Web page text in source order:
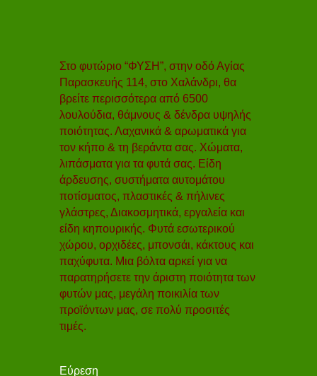
Στο φυτώριο “ΦΥΣΗ”, στην οδό Αγίας
Παρασκευής 114, στο Χαλάνδρι, θα
βρείτε περισσότερα από 6500
λουλούδια, θάμνους & δένδρα υψηλής
ποιότητας. Λαχανικά & αρωματικά για
τον κήπο & τη βεράντα σας. Χώματα,
λιπάσματα για τα φυτά σας. Είδη
άρδευσης, συστήματα αυτομάτου
ποτίσματος, πλαστικές & πήλινες
γλάστρες, Διακοσμητικά, εργαλεία και
είδη κηπουρικής. Φυτά εσωτερικού
χώρου, ορχιδέες, μπονσάι, κάκτους και
παχύφυτα. Μια βόλτα αρκεί για να
παρατηρήσετε την άριστη ποιότητα των
φυτών μας, μεγάλη ποικιλία των
προϊόντων μας, σε πολύ προσιτές
τιμές.
Εύρεση